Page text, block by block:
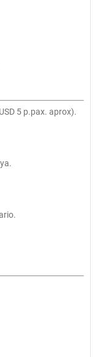
5 p.pax. aprox).